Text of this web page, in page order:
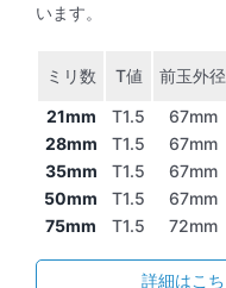
います。
ミリ数 T値 前玉外径
21mm
T1.5 67mm
28mm
T1.5 67mm
35mm
T1.5 67mm
50mm
T1.5 67mm
75mm
T1.5 72mm
詳細はこ